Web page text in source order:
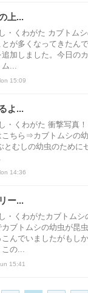
上...
・くわがた カブトムシ
が多くなってきたん
加しました。今日の
...
15:09
よ...
・くわがた 衝撃写真
こちら⇒カブトムシの
とむしの幼虫のために
14:36
ー...
・くわがたカブトムシ
ブトムシの幼虫が昆
んでいましたがもし
の...
15:41